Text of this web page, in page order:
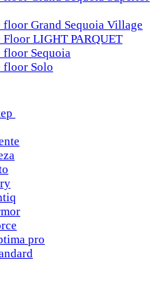
Grand Sequoia Village
LIGHT PARQUET
Sequoia
floor Solo
pro